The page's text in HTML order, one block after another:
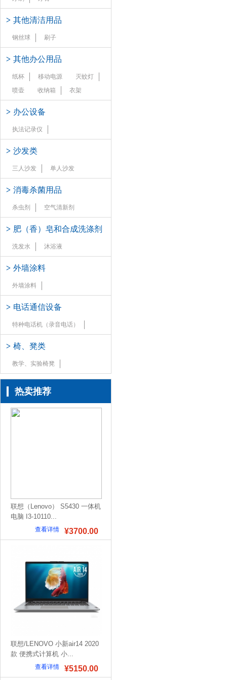
> 其他清洁用品
钢丝球 刷子
> 其他办公用品
纸杯 移动电源
灭蚊灯
喷壶
收纳箱 衣架
> 办公设备
执法记录仪
> 沙发类
三人沙发 单人沙发
> 消毒杀菌用品
杀虫剂 空气清新剂
> 肥（香）皂和合成洗涤剂
洗发水 沐浴液
> 外墙涂料
外墙涂料
> 电话通信设备
特种电话机（录音电话）
> 椅、凳类
教学、实验椅凳
热卖推荐
联想（Lenovo） S5430 一体机
电脑 I3-10110...
¥3700.00
查看详情
联想/LENOVO 小新air14 2020
款 便携式计算机 小...
¥5150.00
查看详情